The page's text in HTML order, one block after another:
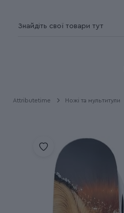
Attributetime Ножі та мультитули